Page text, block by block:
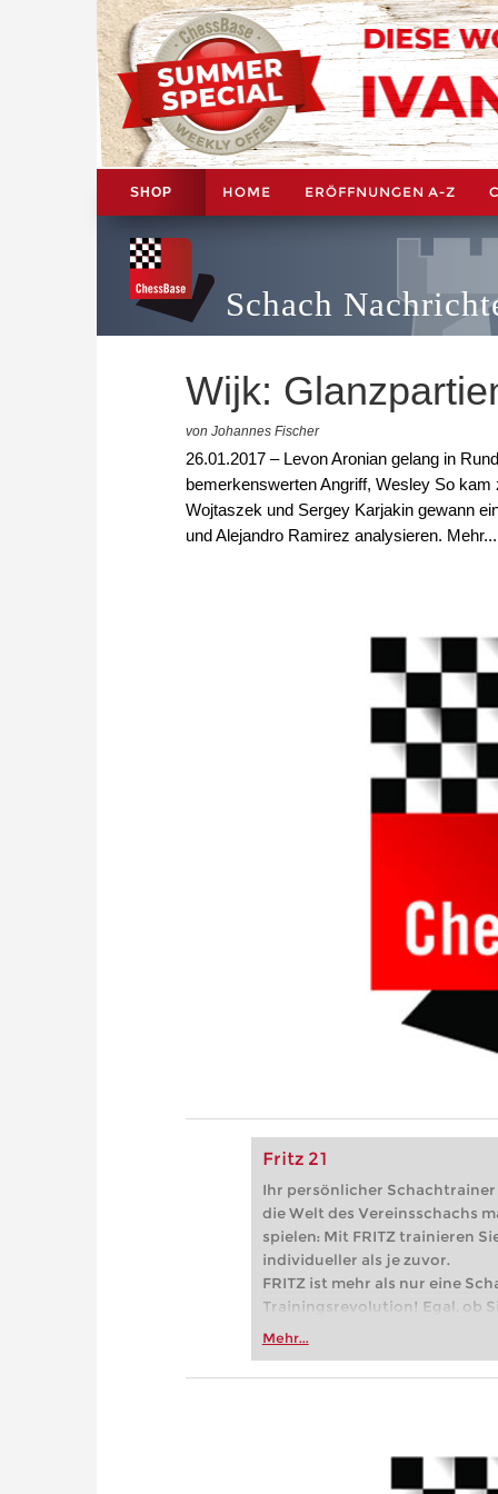
SHOP HOME ERÖFFNUNGEN A-Z
Schach
Wijk:
von Johannes Fischer
26.01.2017 – Levon Aronian gelang in
bemerkenswerten Angriff, Wesley So
Wojtaszek und Sergey Karjakin gewann
und Alejandro Ramirez analysieren. Mehr...
Fritz 21
Ihr persönlicher
die Welt des Vereinsschachs
spielen: Mit FRITZ trainieren
individueller als je zuvor.
FRITZ ist mehr als nur eine
Trainingsrevolution! Egal, ob
Vereinsschachs machen oder
zuvor.
Mehr...